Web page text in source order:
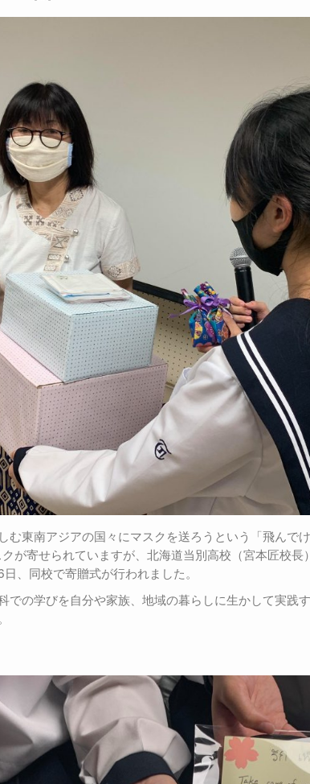
む東南アジアの国々にマスクを送ろうという「飛んで
が寄せられていますが、北海道当別高校（宮本匠校
、同校で寄贈式が行われました。
での学びを自分や家族、地域の暮らしに生かして実践